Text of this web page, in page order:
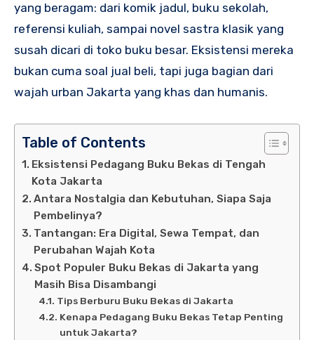
yang beragam: dari komik jadul, buku sekolah,
referensi kuliah, sampai novel sastra klasik yang
susah dicari di toko buku besar. Eksistensi mereka
bukan cuma soal jual beli, tapi juga bagian dari
wajah urban Jakarta yang khas dan humanis.
Table of Contents
Eksistensi Pedagang Buku Bekas di Tengah
Kota Jakarta
Antara Nostalgia dan Kebutuhan, Siapa Saja
Pembelinya?
Tantangan: Era Digital, Sewa Tempat, dan
Perubahan Wajah Kota
Spot Populer Buku Bekas di Jakarta yang
Masih Bisa Disambangi
Tips Berburu Buku Bekas di Jakarta
Kenapa Pedagang Buku Bekas Tetap Penting
untuk Jakarta?